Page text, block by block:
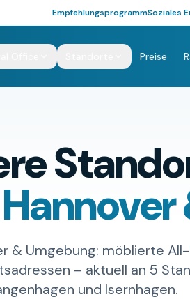
EmpfehlungsprogrammSoziales
Preise
& Umgebung: möblierte
– aktuell an 5
und Isernhagen.